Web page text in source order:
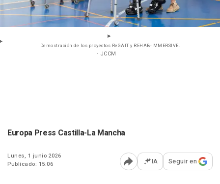
Demostración de los proyectos ReGAIT y REHAB-IMMERSIVE.
- JCCM
Europa Press Castilla-La Mancha
Lunes, 1 junio 2026
Publicado: 15:06
Abrir opciones para
IA Seguir en